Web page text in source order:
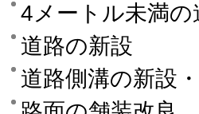
4メートル未満
道路の新設
道路側溝の新設